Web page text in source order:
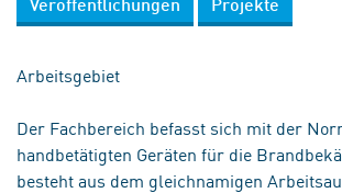
Arbeitsgebiet
Der Fachbereich befasst sich mit der
handbetätigten Geräten für die
besteht aus dem gleichnamigen